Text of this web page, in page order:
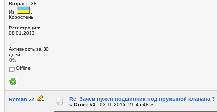
Возраст: 38
Из:
Коростень
Регистрация:
08.01.2013
Активность за 30
дней
0%
Offline
Roman 22 Re: Зачем нужен подшипник под пружыной клапана ?
« Ответ #4 : 03-11-2015, 21:45:48 »